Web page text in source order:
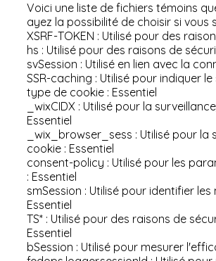
Voici une liste de fichiers témoins
ayez la possibilité de choisir si vous
XSRF-TOKEN : Utilisé pour des
hs : Utilisé pour des raisons de
​svSession : Utilisé en lien avec la
SSR-caching : Utilisé pour indiquer
type de cookie : Essentiel
_wixCIDX : Utilisé pour la
Essentiel
_wix_browser_sess : Utilisé pour
cookie : Essentiel
consent-policy : Utilisé pour les
: Essentiel
smSession : Utilisé pour identifier
Essentiel
TS* : Utilisé pour des raisons de
Essentiel
bSession : Utilisé pour mesurer